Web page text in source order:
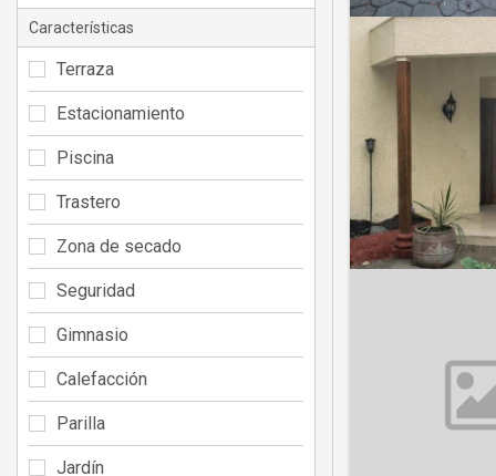
Características
Terraza
Estacionamiento
Piscina
Trastero
Zona de secado
Seguridad
Gimnasio
Calefacción
Parilla
Jardín